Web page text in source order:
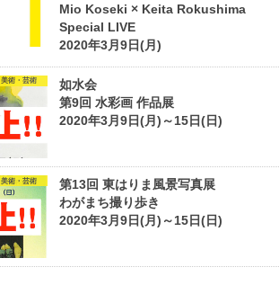
Mio Koseki × Keita Rokushima
Special LIVE
2020年3月9日(月)
美術・芸術
如水会
第9回 水彩画 作品展
2020年3月9日(月)～15日(日)
美術・芸術
第13回 東はりま風景写真展
わがまち撮り歩き
2020年3月9日(月)～15日(日)